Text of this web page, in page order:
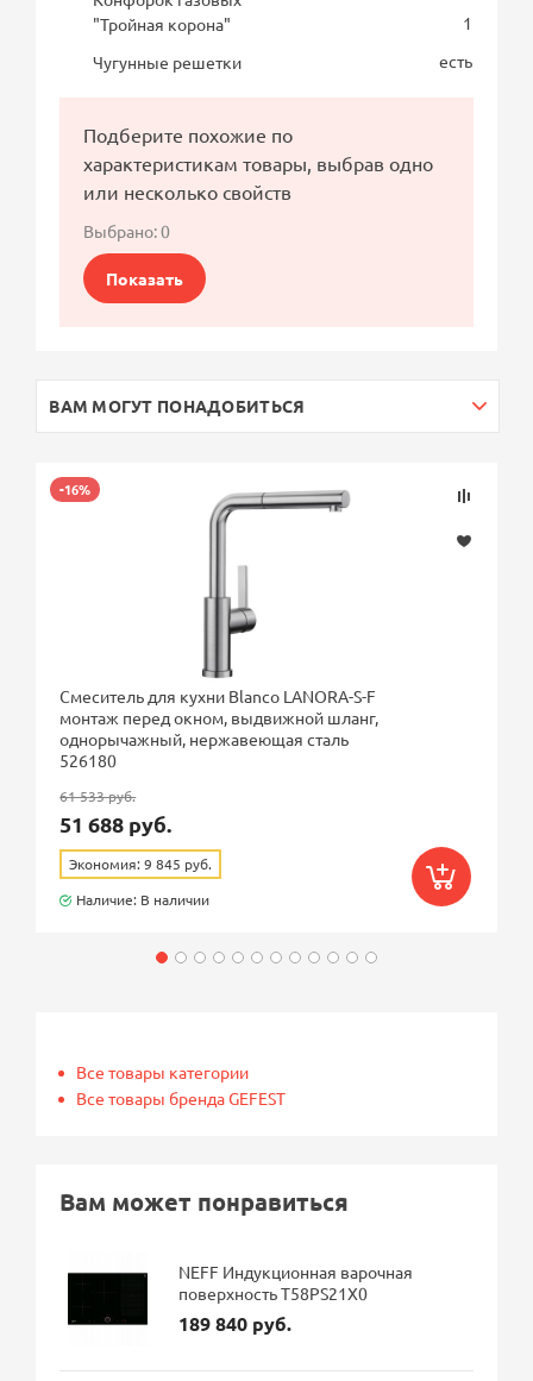
"Тройная корона"
1
Чугунные решетки
есть
Подберите похожие по
характеристикам товары, выбрав одно
или несколько свойств
Выбрано:0
Показать
ВАМ МОГУТ ПОНАДОБИТЬСЯ
-16%
Смеситель для кухни Blanco LANORA-S-F
монтаж перед окном, выдвижной шланг,
однорычажный, нержавеющая сталь
526180
61 533 руб.
51 688 руб.
Экономия: 9 845 руб.
Наличие: В наличии
Все товары категории
Все товары бренда GEFEST
Вам может понравиться
NEFF Индукционная варочная
поверхность T58PS21X0
189 840 руб.